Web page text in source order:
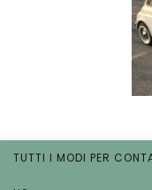
TUTTI I MODI PER